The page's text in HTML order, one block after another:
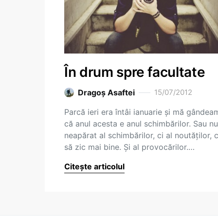
În drum spre facultate
Dragoş Asaftei 15/07/2012
Parcă ieri era întâi ianuarie și mă
că anul acesta e anul schimbărilor. Sau nu
neapărat al schimbărilor, ci al noutăților,
să zic mai bine. Și al provocărilor.…
Citește articolul